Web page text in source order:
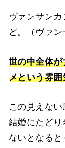
ヴァンサン
ど。（ヴァン
世の中全体
メという雰
この見えない
結婚にたど
ないとなると